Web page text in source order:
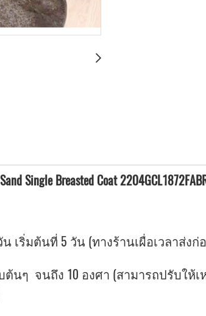
Single Breasted Coat
เริ่มต้นที่ 5 วัน (ทางร้านเผื่อเวลาส่ง
ต้นๆ จนถึง 10 องศา (สามารถปรับใ